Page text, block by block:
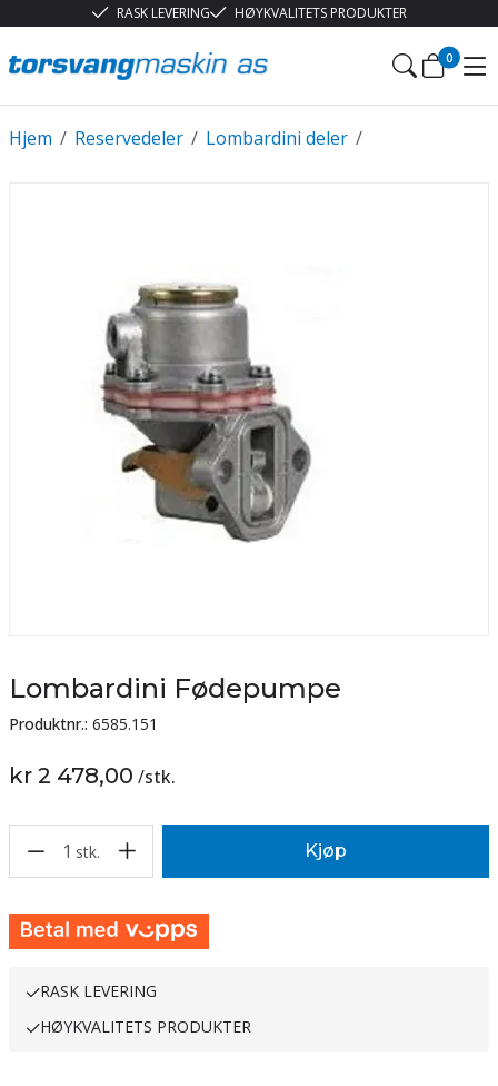
RASK LEVERING HØYKVALITETS PRODUKTER
0
/
Hjem /
Reservedeler /
Lombardini deler
Lombardini Fødepumpe
Produktnr.: 6585.151
kr 2 478,00 /stk.
1 stk. Kjøp
RASK LEVERING
HØYKVALITETS PRODUKTER